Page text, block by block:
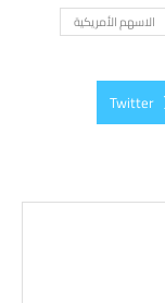
الاسهم الأمريكية
Twitter